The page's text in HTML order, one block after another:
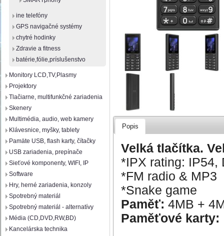
ine telefóny
GPS navigačné systémy
chytré hodinky
Zdravie a fitness
batérie,fólie,príslušenstvo
Monitory LCD,TV,Plasmy
Projektory
Tlačiarne, multifunkčné zariadenia
Skenery
Multimédia, audio, web kamery
Klávesnice, myšky, tablety
Pamäte USB, flash karty, čítačky
USB zariadenia, prepínače
Sieťové komponenty, WIFI, IP
Software
Hry, herné zariadenia, konzoly
Spotrebný materiál
Spotrebný materiál - alternatívy
Média (CD,DVD,RW,BD)
Kancelárska technika
Popis
Velká tlačítka.
*IPX rating: IP54,
*FM radio & MP3
*Snake game
Paměť: 4MB +
Paměťové karty: